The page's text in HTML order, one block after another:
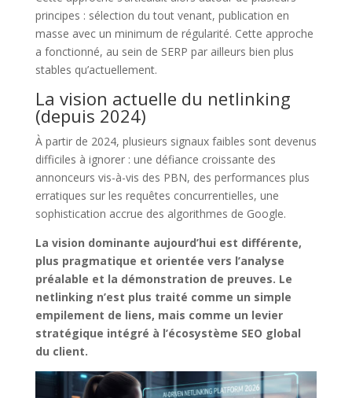
principes : sélection du tout venant, publication en
masse avec un minimum de régularité. Cette approche
a fonctionné, au sein de SERP par ailleurs bien plus
stables qu’actuellement.
La vision actuelle du netlinking
(depuis 2024)
À partir de 2024, plusieurs signaux faibles sont devenus
difficiles à ignorer : une défiance croissante des
annonceurs vis-à-vis des PBN, des performances plus
erratiques sur les requêtes concurrentielles, une
sophistication accrue des algorithmes de Google.
La vision dominante aujourd’hui est différente,
plus pragmatique et orientée vers l’analyse
préalable et la démonstration de preuves. Le
netlinking n’est plus traité comme un simple
empilement de liens, mais comme un levier
stratégique intégré à l’écosystème SEO global
du client.